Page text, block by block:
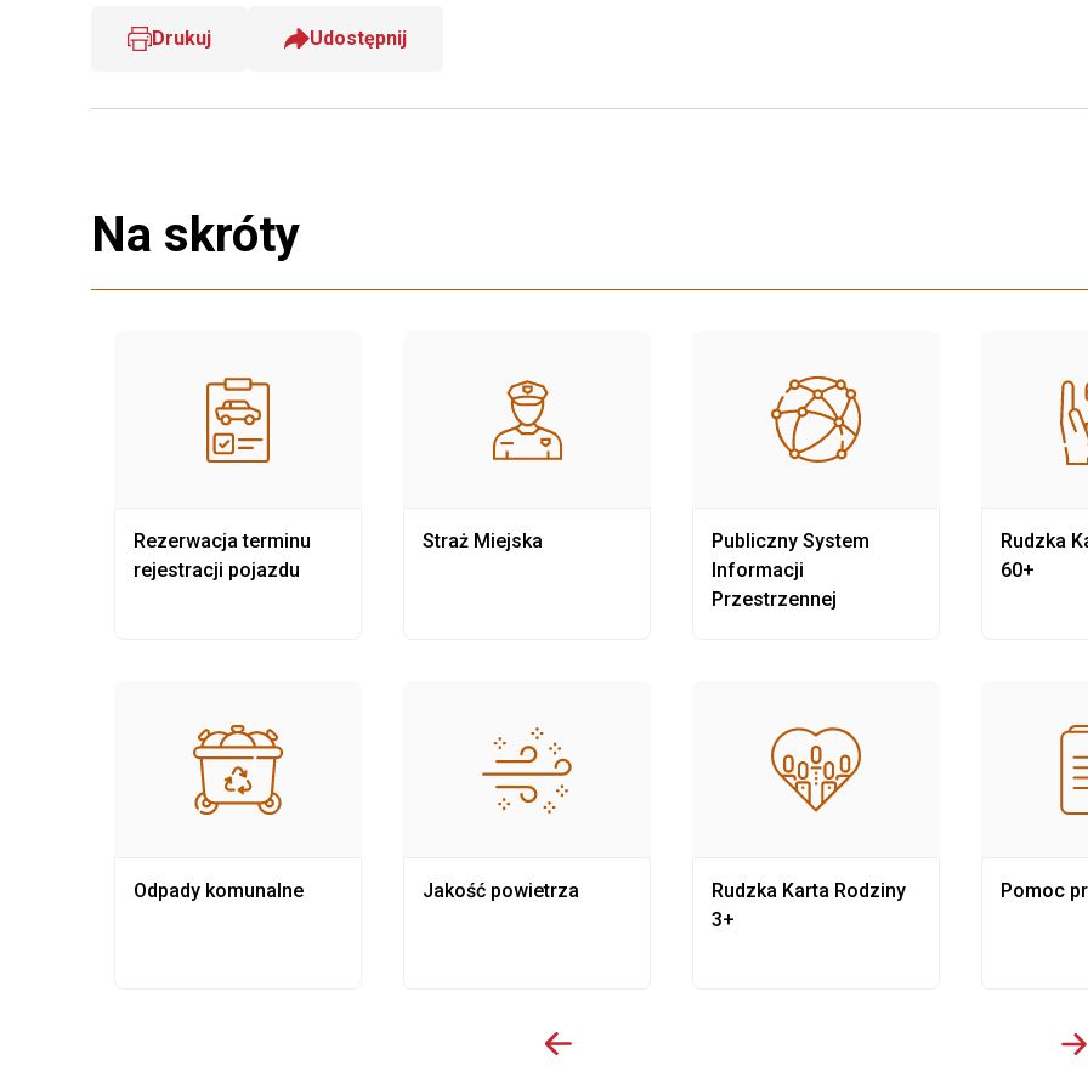
Drukuj Udostępnij
Na skróty
Rezerwacja terminu
rejestracji pojazdu
Odpady komunalne
Straż Miejska
Jakość powietrza
Publiczny System
Informacji
Przestrzennej
Rudzka Karta Rodziny
3+
Rudzka
60+
Pomoc